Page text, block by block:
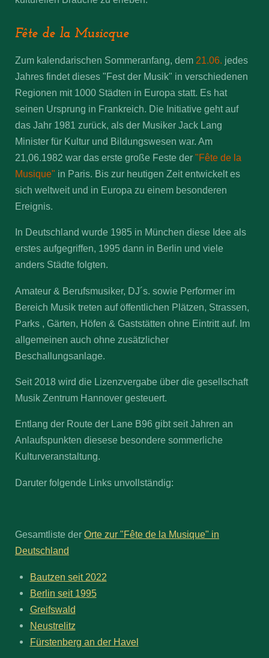
Fête de la Musicque
Zum kalendarischen Sommeranfang, dem 21.06. jedes
Jahres findet dieses "Fest der Musik" in verschiedenen
Regionen mit 1000 Städten in Europa statt. Es hat
seinen Ursprung in Frankreich. Die Initiative geht auf
das Jahr 1981 zurück, als der Musiker Jack Lang
Minister für Kultur und Bildungswesen war. Am
21,06.1982 war das erste große Feste der "Fête de la
Musique" in Paris. Bis zur heutigen Zeit entwickelt es
sich weltweit und in Europa zu einem besonderen
Ereignis.
In Deutschland wurde 1985 in München diese Idee als
erstes aufgegriffen, 1995 dann in Berlin und viele
anders Städte folgten.
Amateur & Berufsmusiker, DJ´s. sowie Performer im
Bereich Musik treten auf öffentlichen Plätzen, Strassen,
Parks , Gärten, Höfen & Gaststätten ohne Eintritt auf. Im
allgemeinen auch ohne zusätzlicher
Beschallungsanlage.
Seit 2018 wird die Lizenzvergabe über die gesellschaft
Musik Zentrum Hannover gesteuert.
Entlang der Route der Lane B96 gibt seit Jahren an
Anlaufspunkten diesese besondere sommerliche
Kulturveranstaltung.
Daruter folgende Links unvollständig:
Gesamtliste der Orte zur "Fête de la Musique" in
Deutschland
Bautzen seit 2022
Berlin seit 1995
Greifswald
Neustrelitz
Fürstenberg an der Havel